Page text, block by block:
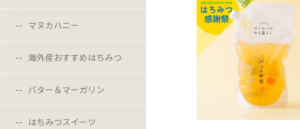
マヌカハニー
海外産おすすめはちみつ
バター＆マーガリン
はちみつスイーツ